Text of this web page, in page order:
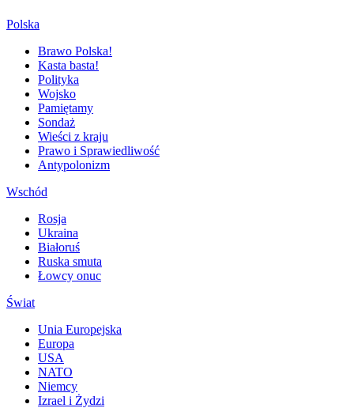
Polska
Brawo Polska!
Kasta basta!
Polityka
Wojsko
Pamiętamy
Sondaż
Wieści z kraju
Prawo i Sprawiedliwość
Antypolonizm
Wschód
Rosja
Ukraina
Białoruś
Ruska smuta
Łowcy onuc
Świat
Unia Europejska
Europa
USA
NATO
Niemcy
Izrael i Żydzi